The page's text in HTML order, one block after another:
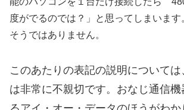
度がでるのでは？」と思ってしまいま
そうではありません。
このあたりの表記の説明について
は非常に不親切です。おなじ通信